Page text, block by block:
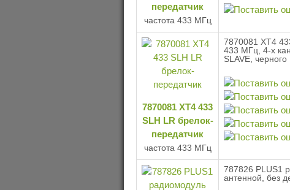
передатчик
частота 433 МГц
7870081 XT4 433
SLH LR брелок-
передатчик
частота 433 МГц
7870081 XT4
433 МГц, 4-х
SLAVE, черного
787826 PLUS1
антенной, без